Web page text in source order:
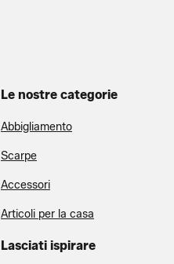
Le nostre categorie
Abbigliamento
Scarpe
Accessori
Articoli per la casa
Lasciati ispirare